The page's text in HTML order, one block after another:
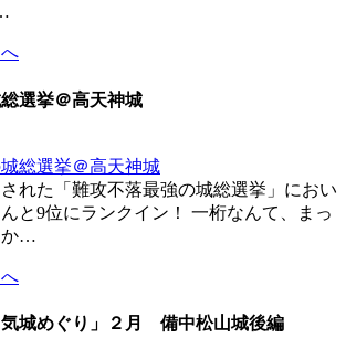
選挙＠高天神城
れた「難攻不落最強の城総選挙」におい
と9位にランクイン！ 一桁なんて、まっ
か…
気城めぐり」２月 備中松山城後編